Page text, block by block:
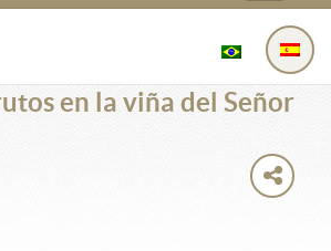
en la viña del Señor